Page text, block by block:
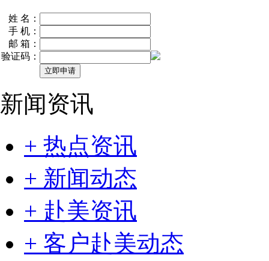
姓 名：
手 机：
邮 箱：
验证码：
新闻资讯
+ 热点资讯
+ 新闻动态
+ 赴美资讯
+ 客户赴美动态